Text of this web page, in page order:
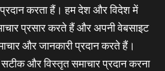
करता हैं। हम देश और विदेश में
प्रसार करते हैं और अपनी वेबसाइट
और जानकारी प्रदान करते हैं।
सटीक और विस्तृत समाचार प्रदान करना